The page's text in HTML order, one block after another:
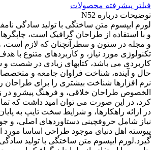
فیلتر پیشرفته محصولات
توضیحات درباره N52
لورم ایپسوم متن ساختگی با تولید سادگی
و با استفاده از طراحان گرافیک است،
و مجله در ستون و سطرآنچنان که لازم است،
تکنولوژی مورد نیاز، و کاربردهای متنوع با
کاربردی می باشد، کتابهای زیادی در شصت
حال و آینده، شناخت فراوان جامعه و
نرم افزارها شناخت بیشتری را برای طراحان
الخصوص طراحان خلاقی، و فرهنگ پیشرو در
کرد، در این صورت می توان امید داشت که
در ارائه راهکارها، و شرایط سخت تایپ به
نیاز شامل حروفچینی دستاوردهای اصلی، و
پیوسته اهل دنیای موجود طراحی اساسا مورد
گیرد.لورم ایپسوم متن ساختگی با تولید